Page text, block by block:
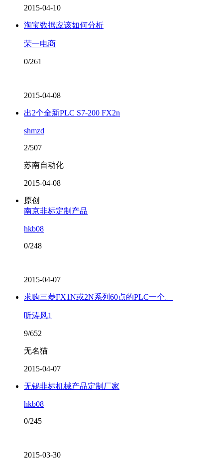
2015-04-10
淘宝数据应该如何分析
荣一电商
0/261
2015-04-08
出2个全新PLC S7-200 FX2n
shmzd
2/507
苏南自动化
2015-04-08
原创
南京非标定制产品
hkb08
0/248
2015-04-07
求购三菱FX1N或2N系列60点的PLC一个。
听涛风1
9/652
无名猫
2015-04-07
无锡非标机械产品定制厂家
hkb08
0/245
2015-03-30